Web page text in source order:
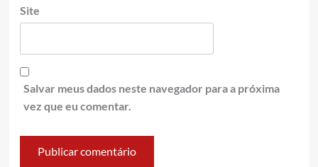
Site
Salvar meus dados neste navegador para a próxima
vez que eu comentar.